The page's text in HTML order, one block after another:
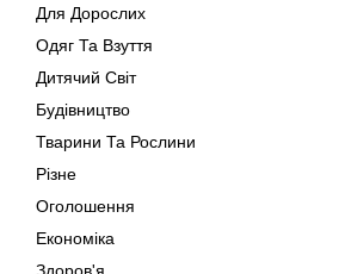
Для Дорослих
Одяг Та Взуття
Дитячий Світ
Будівництво
Тварини Та Рослини
Різне
Оголошення
Економіка